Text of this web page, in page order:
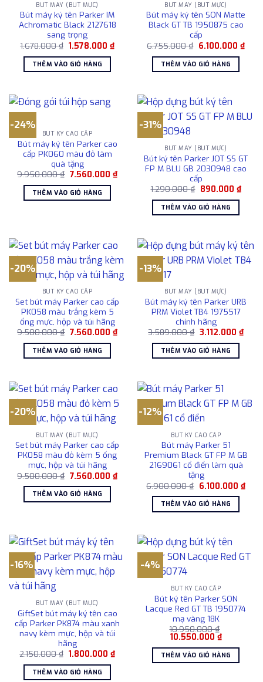
BÚT MÁY (BÚT MỰC)
Bút máy ký tên Parker IM
Achromatic Black 2127618
sang trọng
1.678.000₫ Giá
là:
1.678.000 ₫.
1.578.000₫Giá
hiện
1.578.000 ₫.
THÊM VÀO GIỎ HÀNG
BÚT MÁY (BÚT MỰC)
Bút máy ký tên SON Matte
Black GT TB 1950875 cao
cấp
6.755.000₫ Giá
là:
6.755.000 ₫.
6.100.000 ₫Giá
hiện
THÊM VÀO GIỎ HÀNG
-24%
BÚT KÝ CAO CẤP
Bút máy ký tên Parker cao
cấp PK060 màu đỏ làm
quà tặng
9.950.000₫ Giá
là:
9.950.000 ₫.
7.560.000 ₫Giá
hiện
7.560.000 ₫.
THÊM VÀO GIỎ HÀNG
-31%
BÚT MÁY (BÚT MỰC)
Bút ký tên Parker JOT SS GT
FP M BLU GB 2030948 cao
cấp
1.290.000₫ Giá
là:
1.290.000 ₫.
890.000 ₫Giá
hiện
THÊM VÀO GIỎ HÀNG
-20%
BÚT KÝ CAO CẤP
Set bút máy Parker cao cấp
PK058 màu trắng kèm 5
ống mực, hộp và túi hãng
9.500.000₫ Giá
là:
9.500.000 ₫.
7.560.000 ₫Giá
hiện
7.560.000 ₫.
THÊM VÀO GIỎ HÀNG
-13%
BÚT MÁY (BÚT MỰC)
Bút máy ký tên Parker URB
PRM Violet TB4 1975517
chính hãng
3.589.000₫ Giá
là:
3.589.000 ₫.
3.112.000 ₫Giá
hiện
THÊM VÀO GIỎ HÀNG
-20%
BÚT MÁY (BÚT MỰC)
Set bút máy Parker cao cấp
PK058 màu đỏ kèm 5 ống
mực, hộp và túi hãng
9.500.000₫ Giá
là:
9.500.000 ₫.
7.560.000 ₫Giá
hiện
7.560.000 ₫.
THÊM VÀO GIỎ HÀNG
-12%
BÚT KÝ CAO CẤP
Bút máy Parker 51
Premium Black GT FP M GB
2169061 cổ điển làm quà
tặng
6.900.000₫ Giá
là:
6.900.000 ₫.
6.100.000 ₫Giá
hiện
THÊM VÀO GIỎ HÀNG
-16%
BÚT MÁY (BÚT MỰC)
GiftSet bút máy ký tên cao
cấp Parker PK874 màu xanh
navy kèm mực, hộp và túi
hãng
2.150.000₫ Giá
là:
2.150.000 ₫.
1.800.000₫Giá
hiện
THÊM VÀO GIỎ HÀNG
-4%
BÚT KÝ CAO CẤP
Bút ký tên Parker SON
Lacque Red GT TB 1950774
mạ vàng 18K
10.950.000₫
Giá
là:
10.950.000 ₫.
10.550.000 ₫Giá
hiện
tại
là:
THÊM VÀO GIỎ HÀNG